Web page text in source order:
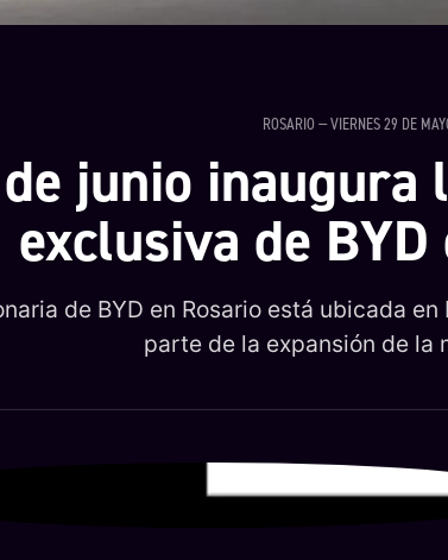
ROSARIO — VIERNES 29 DE
junio inaugura
exclusiva de
de BYD en Rosario está ubicada
parte de la expansión de la